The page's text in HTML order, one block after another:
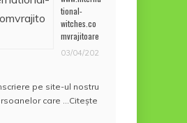
tional-
witches.co
mvrajitoare
03/04/202
pe site-ul nostru
care … Citește